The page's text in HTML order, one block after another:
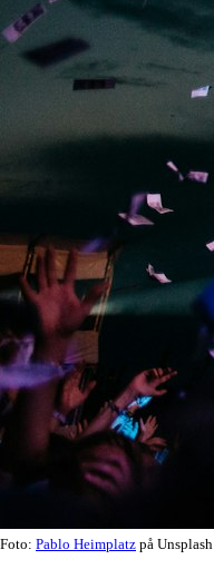
Foto: Pablo Heimplatz på Unsplash